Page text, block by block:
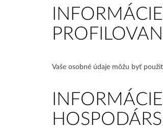
Vaše osobné údaje môžu byť